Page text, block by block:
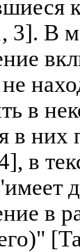
3]. В
в
в
в
в